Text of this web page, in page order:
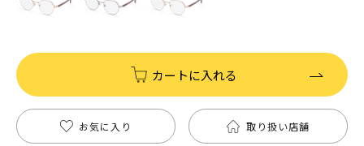
カートに入れる
お気に入り 取り扱い店舗